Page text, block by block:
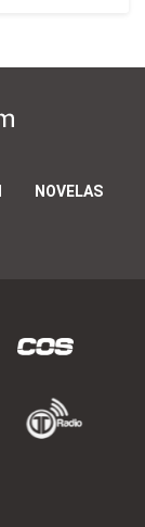
NOVELAS